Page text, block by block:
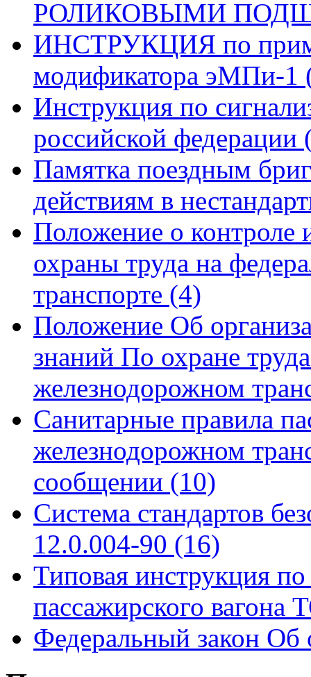
РОЛИКОВЫМИ
ИНСТРУКЦИЯ по
модификатора эМПи-1
Инструкция по
российской федерации
Памятка поездным
действиям в
Положение о контроле
охраны труда на
транспорте (4)
Положение Об
знаний По охране
железнодорожном
Санитарные правила
железнодорожном
сообщении (10)
Система стандартов
12.0.004-90 (16)
Типовая инструкция
пассажирского
Федеральный закон